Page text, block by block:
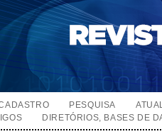
PESQUISA
DIRETÓRIOS, BASES DE